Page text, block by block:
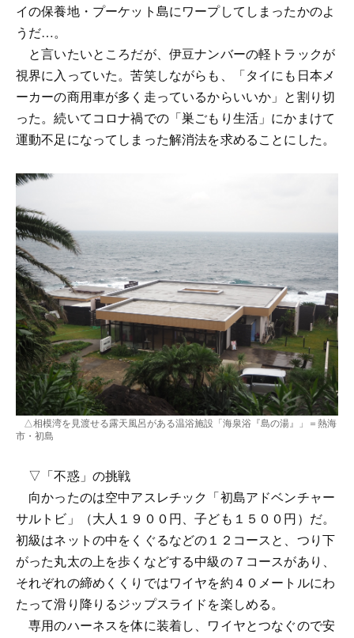
イの保養地・プーケット島にワープしてしまったかのよ
うだ…。
と言いたいところだが、伊豆ナンバーの軽トラックが
視界に入っていた。苦笑しながらも、「タイにも日本メ
ーカーの商用車が多く走っているからいいか」と割り切
った。続いてコロナ禍での「巣ごもり生活」にかまけて
運動不足になってしまった解消法を求めることにした。
△相模湾を見渡せる露天風呂がある温浴施設「海泉浴『島の湯』」＝熱海
市・初島
▽「不惑」の挑戦
向かったのは空中アスレチック「初島アドベンチャー
サルトビ」（大人１９００円、子ども１５００円）だ。
初級はネットの中をくぐるなどの１２コースと、つり下
がった丸太の上を歩くなどする中級の７コースがあり、
それぞれの締めくくりではワイヤを約４０メートルにわ
たって滑り降りるジップスライドを楽しめる。
専用のハーネスを体に装着し、ワイヤとつなぐので安